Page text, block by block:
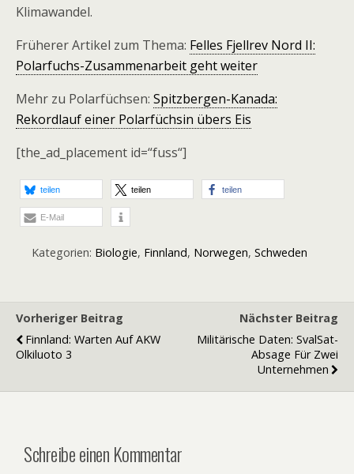
Klimawandel.
Früherer Artikel zum Thema: Felles Fjellrev Nord II:
Polarfuchs-Zusammenarbeit geht weiter
Mehr zu Polarfüchsen: Spitzbergen-Kanada:
Rekordlauf einer Polarfüchsin übers Eis
[the_ad_placement id=“fuss“]
teilen teilen teilen
E-Mail
Kategorien: Biologie, Finnland, Norwegen, Schweden
Vorheriger Beitrag
Finnland: Warten Auf AKW
Olkiluoto 3
Nächster Beitrag
Militärische Daten: SvalSat-
Absage Für Zwei
Unternehmen
Schreibe einen Kommentar